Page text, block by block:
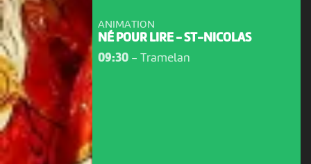
ANIMATION
NÉ POUR LIRE - ST-NICOLAS
09:30- Tramelan